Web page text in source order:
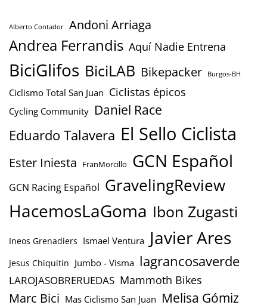
Alberto Contador Andoni Arriaga
Andrea Ferrandis Aquí Nadie Entrena
BiciGlifos BiciLAB Bikepacker Burgos-BH
Ciclismo Total San Juan Ciclistas épicos
Cycling Community Daniel Race
Eduardo Talavera El Sello Ciclista
Ester Iniesta FranMorcillo GCN Español
GCN Racing Español GravelingReview
HacemosLaGoma Ibon Zugasti
Ineos Grenadiers Ismael Ventura Javier Ares
Jesus Chiquitin Jumbo - Visma lagrancosaverde
LAROJASOBRERUEDAS Mammoth Bikes
Marc Bici Mas Ciclismo San Juan Melisa Gómiz